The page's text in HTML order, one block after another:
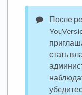
После
стать